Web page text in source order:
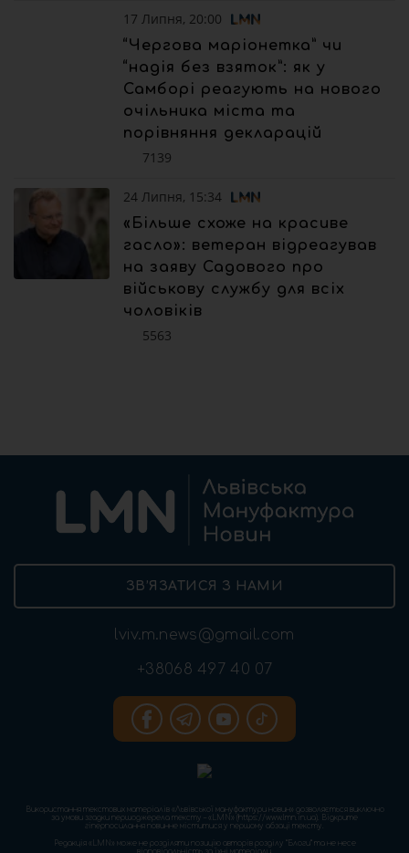
17 Липня, 20:00
“Чергова маріонетка” чи
“надія без взяток”: як у
Самборі реагують на нового
очільника міста та
порівняння декларацій
7139
24 Липня, 15:34
«Більше схоже на красиве
гасло»: ветеран відреагував
на заяву Садового про
військову службу для всіх
чоловіків
5563
ЗВ’ЯЗАТИСЯ З НАМИ
lviv.m.news@gmail.com
+38068 497 40 07
Використання текстових матеріалів «Львівської мануфактури новин» дозволяється виключно
за умови згадки першоджерела тексту – «LMN» (https://www.lmn.in.ua). Відкрите
гіперпосилання повинне міститися у першому абзаці тексту.
Редакція «LMN» може не розділяти позицію авторів розділу “Блоги” та не несе